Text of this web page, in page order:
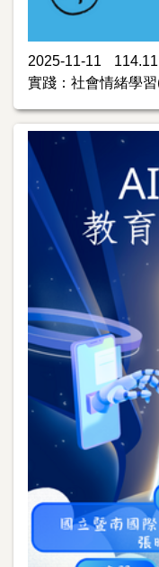
2025-11-11
實踐：社會情緒學